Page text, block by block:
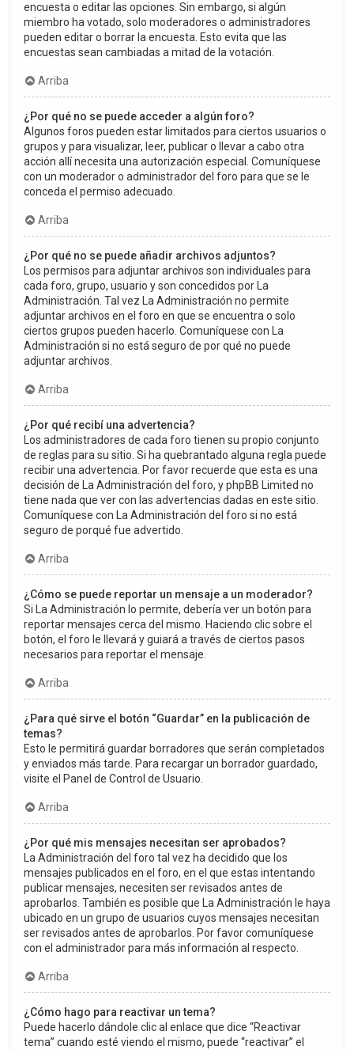
encuesta o editar las opciones. Sin embargo, si algún
miembro ha votado, solo moderadores o administradores
pueden editar o borrar la encuesta. Esto evita que las
encuestas sean cambiadas a mitad de la votación.
Arriba
¿Por qué no se puede acceder a algún foro?
Algunos foros pueden estar limitados para ciertos usuarios o
grupos y para visualizar, leer, publicar o llevar a cabo otra
acción allí necesita una autorización especial. Comuníquese
con un moderador o administrador del foro para que se le
conceda el permiso adecuado.
Arriba
¿Por qué no se puede añadir archivos adjuntos?
Los permisos para adjuntar archivos son individuales para
cada foro, grupo, usuario y son concedidos por La
Administración. Tal vez La Administración no permite
adjuntar archivos en el foro en que se encuentra o solo
ciertos grupos pueden hacerlo. Comuníquese con La
Administración si no está seguro de por qué no puede
adjuntar archivos.
Arriba
¿Por qué recibí una advertencia?
Los administradores de cada foro tienen su propio conjunto
de reglas para su sitio. Si ha quebrantado alguna regla puede
recibir una advertencia. Por favor recuerde que esta es una
decisión de La Administración del foro, y phpBB Limited no
tiene nada que ver con las advertencias dadas en este sitio.
Comuníquese con La Administración del foro si no está
seguro de porqué fue advertido.
Arriba
¿Cómo se puede reportar un mensaje a un moderador?
Si La Administración lo permite, debería ver un botón para
reportar mensajes cerca del mismo. Haciendo clic sobre el
botón, el foro le llevará y guiará a través de ciertos pasos
necesarios para reportar el mensaje.
Arriba
¿Para qué sirve el botón “Guardar” en la publicación de
temas?
Esto le permitirá guardar borradores que serán completados
y enviados más tarde. Para recargar un borrador guardado,
visite el Panel de Control de Usuario.
Arriba
¿Por qué mis mensajes necesitan ser aprobados?
La Administración del foro tal vez ha decidido que los
mensajes publicados en el foro, en el que estas intentando
publicar mensajes, necesiten ser revisados antes de
aprobarlos. También es posible que La Administración le haya
ubicado en un grupo de usuarios cuyos mensajes necesitan
ser revisados antes de aprobarlos. Por favor comuníquese
con el administrador para más información al respecto.
Arriba
¿Cómo hago para reactivar un tema?
Puede hacerlo dándole clic al enlace que dice “Reactivar
tema” cuando esté viendo el mismo, puede “reactivar” el